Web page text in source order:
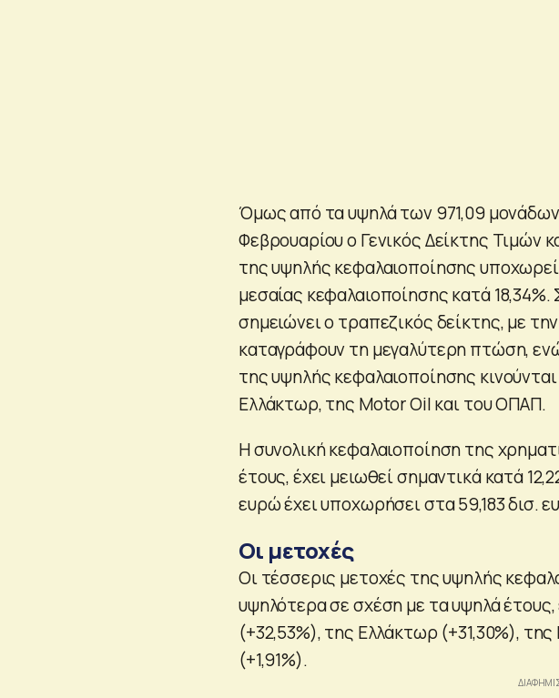
Όμως από τα υψηλά των 971,09 μονάδων
Φεβρουαρίου ο Γενικός Δείκτης Τιμών
της υψηλής κεφαλαιοποίησης υποχωρεί
μεσαίας κεφαλαιοποίησης κατά
σημειώνει ο τραπεζικός δείκτης, με
καταγράφουν τη μεγαλύτερη πτώση,
της υψηλής κεφαλαιοποίησης
Ελλάκτωρ, της Motor Oil και του ΟΠΑΠ.
Η συνολική κεφαλαιοποίηση της
έτους, έχει μειωθεί σημαντικά κατά
ευρώ έχει υποχωρήσει στα 59,183 δισ.
Οι μετοχές
Οι τέσσερις μετοχές της υψηλής
υψηλότερα σε σχέση με τα υψηλά έτους,
(+32,53%), της Ελλάκτωρ (+31,30%),
(+1,91%).